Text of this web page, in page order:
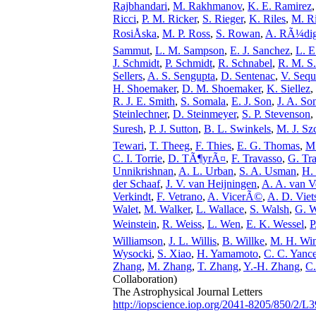
Rajbhandari, M. Rakhmanov, K. E. Ramirez,
Ricci, P. M. Ricker, S. Rieger, K. Riles, M.
RosiÅska, M. P. Ross, S. Rowan, A.
Sammut, L. M. Sampson, E. J. Sanchez, L.
J. Schmidt, P. Schmidt, R. Schnabel, R. M.
Sellers, A. S. Sengupta, D. Sentenac, V.
H. Shoemaker, D. M. Shoemaker, K. Siellez,
R. J. E. Smith, S. Somala, E. J. Son, J. A.
Steinlechner, D. Steinmeyer, S. P. Stevenson,
Suresh, P. J. Sutton, B. L. Swinkels, M. J.
Tewari, T. Theeg, F. Thies, E. G. Thomas,
C. I. Torrie, D. TÃ¶yrÃ¤, F. Travasso, G.
Unnikrishnan, A. L. Urban, S. A. Usman, H.
der Schaaf, J. V. van Heijningen, A. A. van
Verkindt, F. Vetrano, A. VicerÃ©, A. D.
Walet, M. Walker, L. Wallace, S. Walsh, G.
Weinstein, R. Weiss, L. Wen, E. K. Wessel,
Williamson, J. L. Willis, B. Willke, M. H.
Wysocki, S. Xiao, H. Yamamoto, C. C.
Zhang, M. Zhang, T. Zhang, Y.-H. Zhang,
Collaboration)
The Astrophysical Journal Letters
http://iopscience.iop.org/2041-8205/850/2/